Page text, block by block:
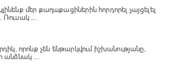
մեր քաղաքացիներին հորդորել չայցելել
...
որոնք չեն ենթարկվում իշխանությանը,
անձնակ ...